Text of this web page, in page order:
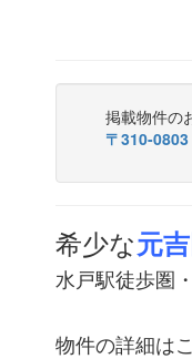
掲載物件の
〒310-
希少な元
水戸駅徒歩圏
物件の詳細は